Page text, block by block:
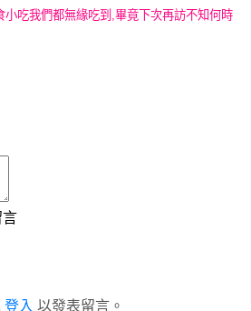
吃我們都無緣吃到,畢竟下次再訪不知何時
言
登入 以發表留言。